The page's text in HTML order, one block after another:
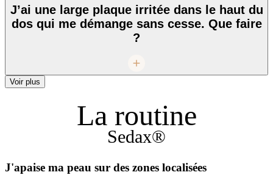
J’ai une large plaque irritée dans le haut du
dos qui me démange sans cesse. Que faire
?
Voir plus
La routine
Sedax®
J'apaise ma peau sur des zones localisées